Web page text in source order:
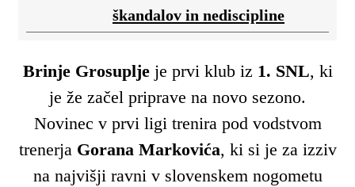
škandalov in nediscipline
Brinje Grosupljeje prvi klub iz 1. SNL, ki
je že začel priprave na novo sezono.
Novinec v prvi ligi trenira pod vodstvom
trenerja Gorana Markovića, ki si je za izziv
na najvišji ravni v slovenskem nogometu